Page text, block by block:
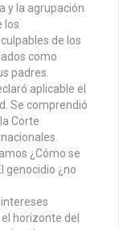
y la agrupación
los
de los
como
padres.
aplicable el
Se comprendió
Corte
¿Cómo se
genocidio ¿no
horizonte del